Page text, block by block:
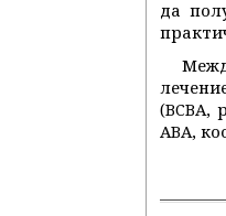
да
(BCBA,
ABA,